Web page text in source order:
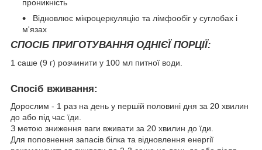
проникність
Відновлює мікроцеркуляцію та лімфообіг у суглобах і
м'язах
СПОСІБ ПРИГОТУВАННЯ ОДНІЄЇ ПОРЦІЇ:
1 саше (9 г) розчинити у 100 мл питної води.
Спосіб вживання:
Дорослим - 1 раз на день у першій половині дня за 20 хвилин
до або під час їди.
З метою зниження ваги вживати за 20 хвилин до їди.
Для поповнення запасів білка та відновлення енергії